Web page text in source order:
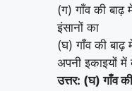
(ग) गाँव की
इंसानों का
(घ) गाँव की बाढ़
अपनी इकाइयों में
उत्तर: (घ) गाँव